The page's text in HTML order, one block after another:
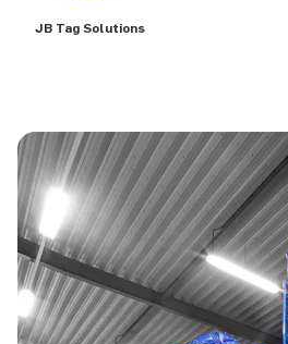
JB Tag Solutions